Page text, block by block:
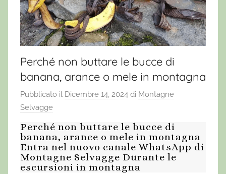
Perché non buttare le bucce di
banana, arance o mele in montagna
Pubblicato il Dicembre 14, 2024 di Montagne
Selvagge
Perché non buttare le bucce di
banana, arance o mele in montagna
Entra nel nuovo canale WhatsApp di
Montagne Selvagge Durante le
escursioni in montagna